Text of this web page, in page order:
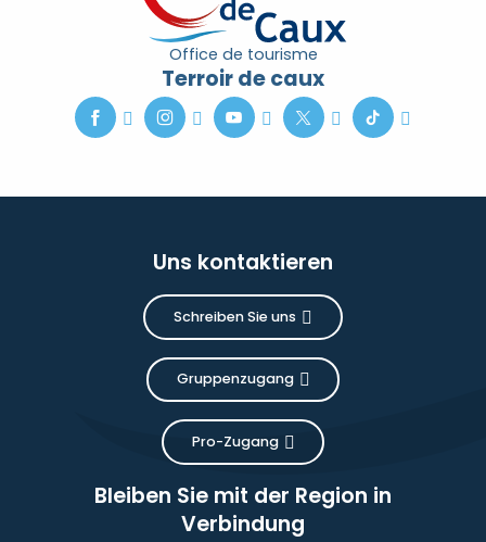
Office de tourisme
Terroir de caux
Uns kontaktieren
Schreiben Sie uns
Gruppenzugang
Pro-Zugang
Bleiben Sie mit der Region in
Verbindung